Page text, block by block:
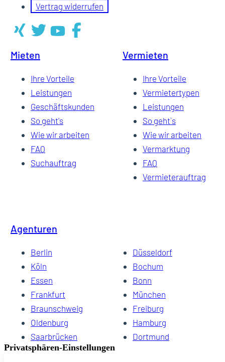
Vertrag widerrufen
Mieten
Ihre Vorteile
Leistungen
Geschäftskunden
So geht's
Wie wir arbeiten
FAQ
Suchauftrag
Vermieten
Ihre Vorteile
Vermietertypen
Leistungen
So geht`s
Wie wir arbeiten
Vermarktung
FAQ
Vermieterauftrag
Agenturen
Berlin
Düsseldorf
Köln
Bochum
Essen
Bonn
Frankfurt
München
Braunschweig
Freiburg
Oldenburg
Hamburg
Saarbrücken
Dortmund
Hannover